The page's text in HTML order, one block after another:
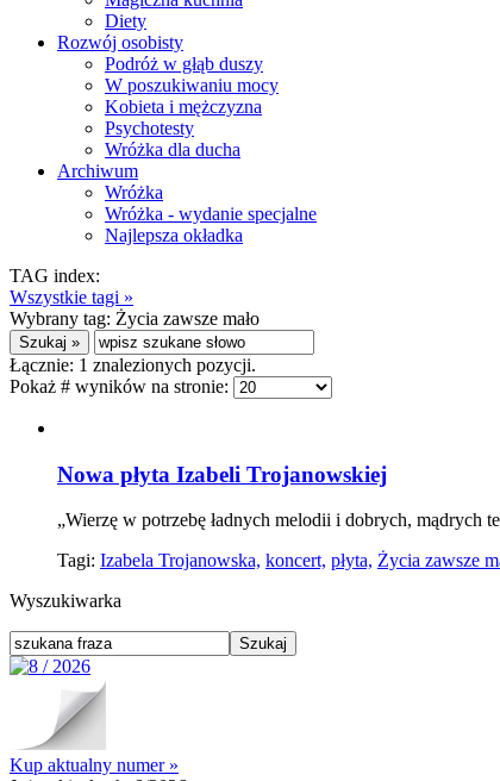
Diety
Rozwój osobisty
Podróż w głąb duszy
W poszukiwaniu mocy
Kobieta i mężczyzna
Psychotesty
Wróżka dla ducha
Archiwum
Wróżka
Wróżka - wydanie specjalne
Najlepsza okładka
TAG index:
Wszystkie tagi »
Wybrany tag: Życia zawsze mało
Łącznie: 1 znalezionych pozycji.
Pokaż # wyników na stronie:
Nowa płyta Izabeli Trojanowskiej
„Wierzę w potrzebę ładnych melodii i dobrych, mądrych
Tagi: Izabela Trojanowska, koncert, płyta, Życia zawsze
Wyszukiwarka
Kup aktualny numer »